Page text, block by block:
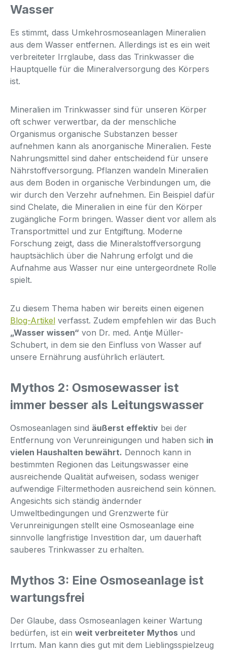
Wasser
Es stimmt, dass Umkehrosmoseanlagen Mineralien
aus dem Wasser entfernen. Allerdings ist es ein weit
verbreiteter Irrglaube, dass das Trinkwasser die
Hauptquelle für die Mineralversorgung des Körpers
ist.
Mineralien im Trinkwasser sind für unseren Körper
oft schwer verwertbar, da der menschliche
Organismus organische Substanzen besser
aufnehmen kann als anorganische Mineralien. Feste
Nahrungsmittel sind daher entscheidend für unsere
Nährstoffversorgung. Pflanzen wandeln Mineralien
aus dem Boden in organische Verbindungen um, die
wir durch den Verzehr aufnehmen. Ein Beispiel dafür
sind Chelate, die Mineralien in eine für den Körper
zugängliche Form bringen. Wasser dient vor allem als
Transportmittel und zur Entgiftung. Moderne
Forschung zeigt, dass die Mineralstoffversorgung
hauptsächlich über die Nahrung erfolgt und die
Aufnahme aus Wasser nur eine untergeordnete Rolle
spielt.
Zu diesem Thema haben wir bereits einen eigenen
Blog-Artikel verfasst. Zudem empfehlen wir das Buch
„Wasser wissen“ von Dr. med. Antje Müller-
Schubert, in dem sie den Einfluss von Wasser auf
unsere Ernährung ausführlich erläutert.
Mythos 2: Osmosewasser ist
immer besser als Leitungswasser
Osmoseanlagen sind äußerst effektiv bei der
Entfernung von Verunreinigungen und haben sich in
vielen Haushalten bewährt. Dennoch kann in
bestimmten Regionen das Leitungswasser eine
ausreichende Qualität aufweisen, sodass weniger
aufwendige Filtermethoden ausreichend sein können.
Angesichts sich ständig ändernder
Umweltbedingungen und Grenzwerte für
Verunreinigungen stellt eine Osmoseanlage eine
sinnvolle langfristige Investition dar, um dauerhaft
sauberes Trinkwasser zu erhalten.
Mythos 3: Eine Osmoseanlage ist
wartungsfrei
Der Glaube, dass Osmoseanlagen keiner Wartung
bedürfen, ist ein weit verbreiteter Mythos und
Irrtum. Man kann dies gut mit dem Lieblingsspielzeug